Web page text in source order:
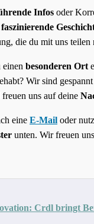
Infos oder
faszinierende
die du mit uns teilen
einen besonderen Ort
Wir sind
uns auf deine
eine E-Mail oder
unten. Wir freuen
Crdl bringt